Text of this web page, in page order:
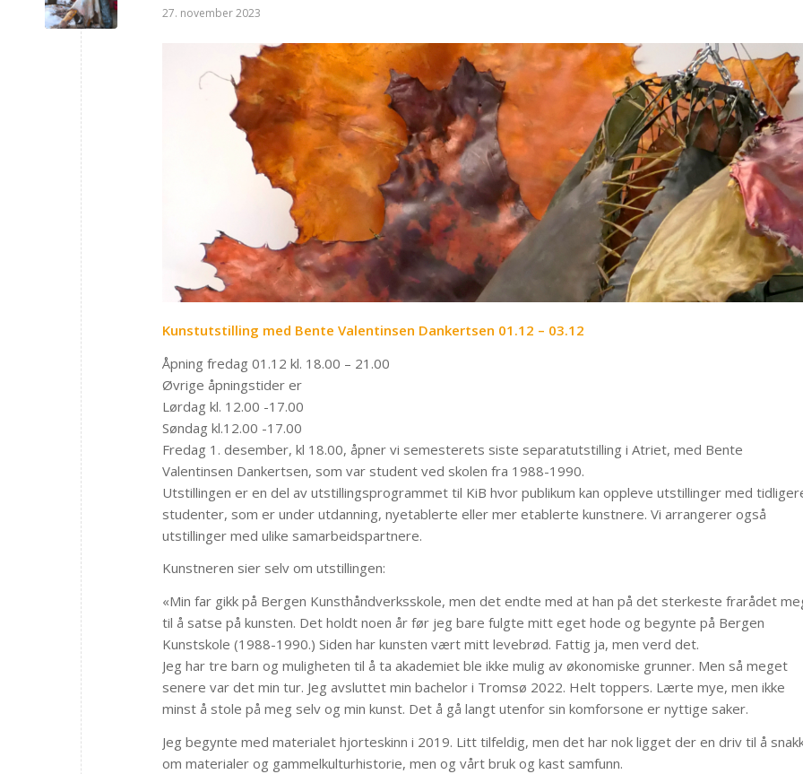
27. november 2023
Kunstutstilling med Bente Valentinsen Dankertsen 01.12 – 03.12
Åpning fredag 01.12 kl. 18.00 – 21.00
Øvrige åpningstider er
Lørdag kl. 12.00 -17.00
Søndag kl.12.00 -17.00
Fredag 1. desember, kl 18.00, åpner vi semesterets siste separatutstilling i Atriet, med Bente
Valentinsen Dankertsen, som var student ved skolen fra 1988-1990.
Utstillingen er en del av utstillingsprogrammet til KiB hvor publikum kan oppleve utstillinger med
studenter, som er under utdanning, nyetablerte eller mer etablerte kunstnere. Vi arrangerer også
utstillinger med ulike samarbeidspartnere.
Kunstneren sier selv om utstillingen:
«Min far gikk på Bergen Kunsthåndverksskole, men det endte med at han på det sterkeste frarådet
til å satse på kunsten. Det holdt noen år før jeg bare fulgte mitt eget hode og begynte på Bergen
Kunstskole (1988-1990.) Siden har kunsten vært mitt levebrød. Fattig ja, men verd det.
Jeg har tre barn og muligheten til å ta akademiet ble ikke mulig av økonomiske grunner. Men så meget
senere var det min tur. Jeg avsluttet min bachelor i Tromsø 2022. Helt toppers. Lærte mye, men ikke
minst å stole på meg selv og min kunst. Det å gå langt utenfor sin komforsone er nyttige saker.
Jeg begynte med materialet hjorteskinn i 2019. Litt tilfeldig, men det har nok ligget der en driv til å
om materialer og gammelkulturhistorie, men og vårt bruk og kast samfunn.